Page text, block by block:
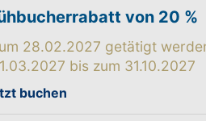
von 20 %
28.02.2027 getätigt
bis zum 31.10.2027
buchen